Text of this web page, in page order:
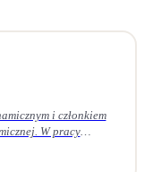
i członkiem
W pracy
za jego narracją. Moje
• psychoterapię